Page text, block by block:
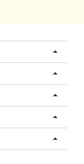
arrow_drop_up
arrow_drop_up
arrow_drop_up
arrow_drop_up
arrow_drop_up